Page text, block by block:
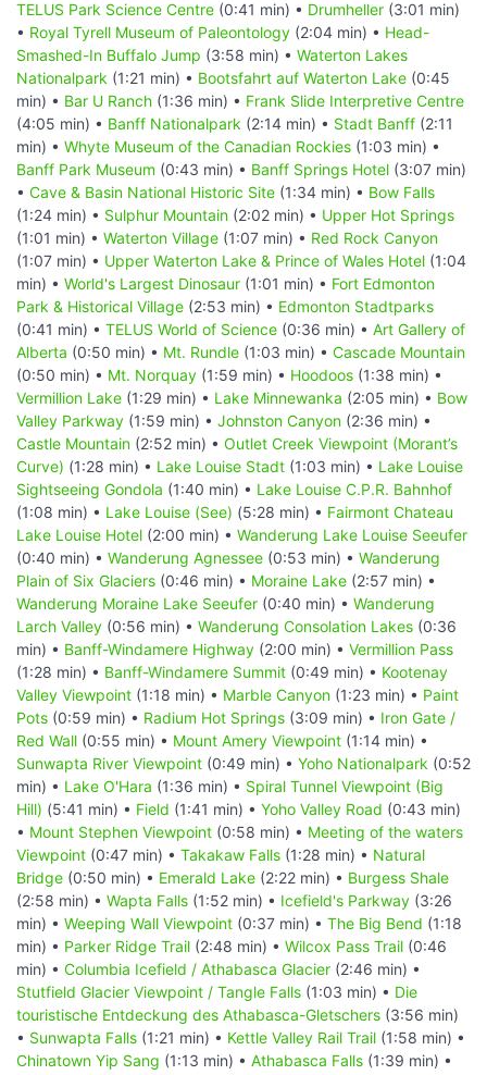
TELUS Park Science Centre (0:41 min) • Drumheller (3:01 min)
• Royal Tyrell Museum of Paleontology (2:04 min) • Head-
Smashed-In Buffalo Jump (3:58 min) • Waterton Lakes
Nationalpark (1:21 min) • Bootsfahrt auf Waterton Lake (0:45
min) • Bar U Ranch (1:36 min) • Frank Slide Interpretive Centre
(4:05 min) • Banff Nationalpark (2:14 min) • Stadt Banff (2:11
min) • Whyte Museum of the Canadian Rockies (1:03 min) •
Banff Park Museum (0:43 min) • Banff Springs Hotel (3:07 min)
• Cave & Basin National Historic Site (1:34 min) • Bow Falls
(1:24 min) • Sulphur Mountain (2:02 min) • Upper Hot Springs
(1:01 min) • Waterton Village (1:07 min) • Red Rock Canyon
(1:07 min) • Upper Waterton Lake & Prince of Wales Hotel (1:04
min) • World's Largest Dinosaur (1:01 min) • Fort Edmonton
Park & Historical Village (2:53 min) • Edmonton Stadtparks
(0:41 min) • TELUS World of Science (0:36 min) • Art Gallery of
Alberta (0:50 min) • Mt. Rundle (1:03 min) • Cascade Mountain
(0:50 min) • Mt. Norquay (1:59 min) • Hoodoos (1:38 min) •
Vermillion Lake (1:29 min) • Lake Minnewanka (2:05 min) • Bow
Valley Parkway (1:59 min) • Johnston Canyon (2:36 min) •
Castle Mountain (2:52 min) • Outlet Creek Viewpoint (Morant’s
Curve) (1:28 min) • Lake Louise Stadt (1:03 min) • Lake Louise
Sightseeing Gondola (1:40 min) • Lake Louise C.P.R. Bahnhof
(1:08 min) • Lake Louise (See) (5:28 min) • Fairmont Chateau
Lake Louise Hotel (2:00 min) • Wanderung Lake Louise Seeufer
(0:40 min) • Wanderung Agnessee (0:53 min) • Wanderung
Plain of Six Glaciers (0:46 min) • Moraine Lake (2:57 min) •
Wanderung Moraine Lake Seeufer (0:40 min) • Wanderung
Larch Valley (0:56 min) • Wanderung Consolation Lakes (0:36
min) • Banff-Windamere Highway (2:00 min) • Vermillion Pass
(1:28 min) • Banff-Windamere Summit (0:49 min) • Kootenay
Valley Viewpoint (1:18 min) • Marble Canyon (1:23 min) • Paint
Pots (0:59 min) • Radium Hot Springs (3:09 min) • Iron Gate /
Red Wall (0:55 min) • Mount Amery Viewpoint (1:14 min) •
Sunwapta River Viewpoint (0:49 min) • Yoho Nationalpark (0:52
min) • Lake O'Hara (1:36 min) • Spiral Tunnel Viewpoint (Big
Hill) (5:41 min) • Field (1:41 min) • Yoho Valley Road (0:43 min)
• Mount Stephen Viewpoint (0:58 min) • Meeting of the waters
Viewpoint (0:47 min) • Takakaw Falls (1:28 min) • Natural
Bridge (0:50 min) • Emerald Lake (2:22 min) • Burgess Shale
(2:58 min) • Wapta Falls (1:52 min) • Icefield's Parkway (3:26
min) • Weeping Wall Viewpoint (0:37 min) • The Big Bend (1:18
min) • Parker Ridge Trail (2:48 min) • Wilcox Pass Trail (0:46
min) • Columbia Icefield / Athabasca Glacier (2:46 min) •
Stutfield Glacier Viewpoint / Tangle Falls (1:03 min) • Die
touristische Entdeckung des Athabasca-Gletschers (3:56 min)
• Sunwapta Falls (1:21 min) • Kettle Valley Rail Trail (1:58 min) •
Chinatown Yip Sang (1:13 min) • Athabasca Falls (1:39 min) •